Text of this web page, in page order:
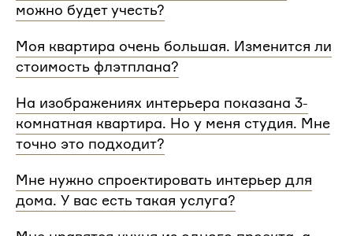
квартиры.
можно будет учесть?
согласуем с вами планировочное решение,
расстановку мебели и важные детали. Вы
дизайнером Flatplan
Моя квартира очень большая. Изменится ли
стоимость флэтплана?
площади. Однако если у вас многоэтажный дом
или квартира, нужно будет купить флэтплан для
каждого этажа.
На изображениях интерьера показана 3-
комнатная квартира. Но у меня студия. Мне
точно это подходит?
и учитываем все детали. Любой стиль интерьера
на нашем сайте может быть адаптирован для
Мне нужно спроектировать интерьер для
дома. У вас есть такая услуга?